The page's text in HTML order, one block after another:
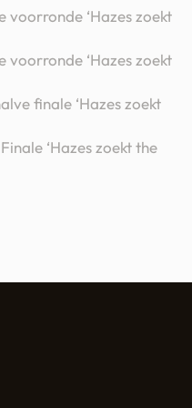
voorronde ‘Hazes zoekt
voorronde ‘Hazes zoekt
finale ‘Hazes zoekt
‘Hazes zoekt the